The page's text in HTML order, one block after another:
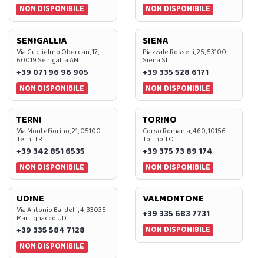
NON DISPONIBILE NON DISPONIBILE
SENIGALLIA
Via Guglielmo Oberdan, 17,
60019 Senigallia AN
+39 071 96 96 905
NON DISPONIBILE
SIENA
Piazzale Rosselli, 25, 53100
Siena SI
+39 335 528 6171
NON DISPONIBILE
TERNI
Via Montefiorino, 21, 05100
Terni TR
+39 342 851 6535
NON DISPONIBILE
TORINO
Corso Romania, 460, 10156
Torino TO
+39 375 73 89 174
NON DISPONIBILE
UDINE
Via Antonio Bardelli, 4, 33035
Martignacco UD
+39 335 584 7128
NON DISPONIBILE
VALMONTONE
+39 335 683 7731
NON DISPONIBILE